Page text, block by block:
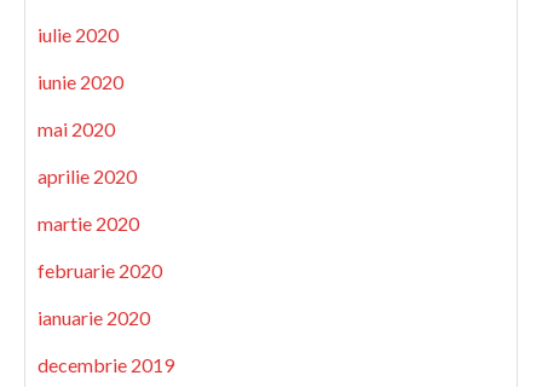
iulie 2020
iunie 2020
mai 2020
aprilie 2020
martie 2020
februarie 2020
ianuarie 2020
decembrie 2019